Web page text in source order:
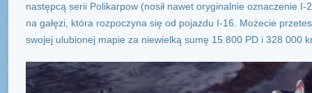
następcą serii Polikarpow (nosił nawet oryginalnie oznaczenie
na gałęzi, która rozpoczyna się od pojazdu I-16. Możecie
swojej ulubionej mapie za niewielką sumę 15 800 PD i 328 000